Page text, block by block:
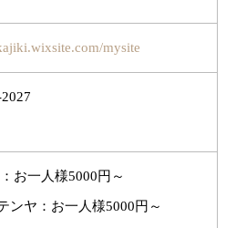
mysite
お一人様5000円～
ンヤ：お一人様5000円～